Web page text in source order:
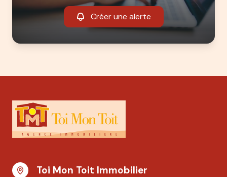
Créer une alerte
Toi Mon Toit Immobilier